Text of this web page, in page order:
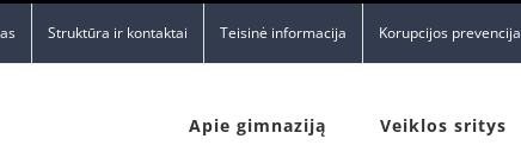
Struktūra ir kontaktai Teisinė informacija Korupcijos prevencija
Apie gimnaziją Veiklos sritys